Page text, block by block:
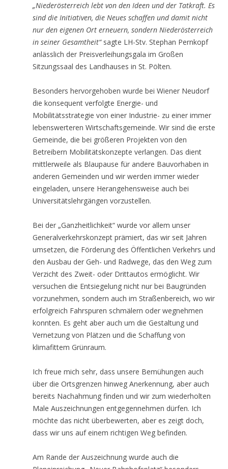
„Niederösterreich lebt von den Ideen und der Tatkraft. Es
sind die Initiativen, die Neues schaffen und damit nicht
nur den eigenen Ort erneuern, sondern Niederösterreich
in seiner Gesamtheit“ sagte LH-Stv. Stephan Pernkopf
anlässlich der Preisverleihungsgala im Großen
Sitzungssaal des Landhauses in St. Pölten.
Besonders hervorgehoben wurde bei Wiener Neudorf
die konsequent verfolgte Energie- und
Mobilitätsstrategie von einer Industrie- zu einer immer
lebenswerteren Wirtschaftsgemeinde. Wir sind die erste
Gemeinde, die bei größeren Projekten von den
Betreibern Mobilitätskonzepte verlangen. Das dient
mittlerweile als Blaupause für andere Bauvorhaben in
anderen Gemeinden und wir werden immer wieder
eingeladen, unsere Herangehensweise auch bei
Universitätslehrgängen vorzustellen.
Bei der „Ganzheitlichkeit“ wurde vor allem unser
Generalverkehrskonzept prämiert, das wir seit Jahren
umsetzen, die Förderung des Öffentlichen Verkehrs und
den Ausbau der Geh- und Radwege, das den Weg zum
Verzicht des Zweit- oder Drittautos ermöglicht. Wir
versuchen die Entsiegelung nicht nur bei Baugründen
vorzunehmen, sondern auch im Straßenbereich, wo wir
erfolgreich Fahrspuren schmälern oder wegnehmen
konnten. Es geht aber auch um die Gestaltung und
Vernetzung von Plätzen und die Schaffung von
klimafittem Grünraum.
Ich freue mich sehr, dass unsere Bemühungen auch
über die Ortsgrenzen hinweg Anerkennung, aber auch
bereits Nachahmung finden und wir zum wiederholten
Male Auszeichnungen entgegennehmen dürfen. Ich
möchte das nicht überbewerten, aber es zeigt doch,
dass wir uns auf einem richtigen Weg befinden.
Am Rande der Auszeichnung wurde auch die